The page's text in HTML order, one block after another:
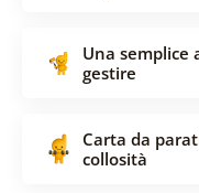
Una semplice
gestire
Carta da
collosità